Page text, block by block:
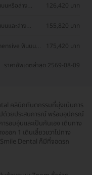
นหรือล่าง
126,420 บาท
นและล่าง
155,820 บาท
ฟันบน
175,420 บาท
ราคาอัพเดตล่าสุด 2569-08-09
คลินิกทันตกรรมที่มุ่งเน้นการ
ปด้วยประสบการณ์ พร้อมอุปกรณ์
รอบอุ่นและเป็นกันเอง เดินทาง
อก 1 เดินเลี้ยวขวาไปทาง
Dental ก็มีที่จอดรถ